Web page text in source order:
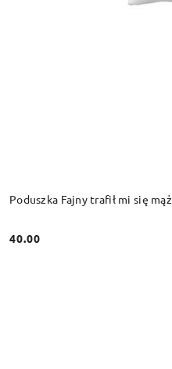
Poduszka Fajny trafił mi się mąż
Cena:
40.00